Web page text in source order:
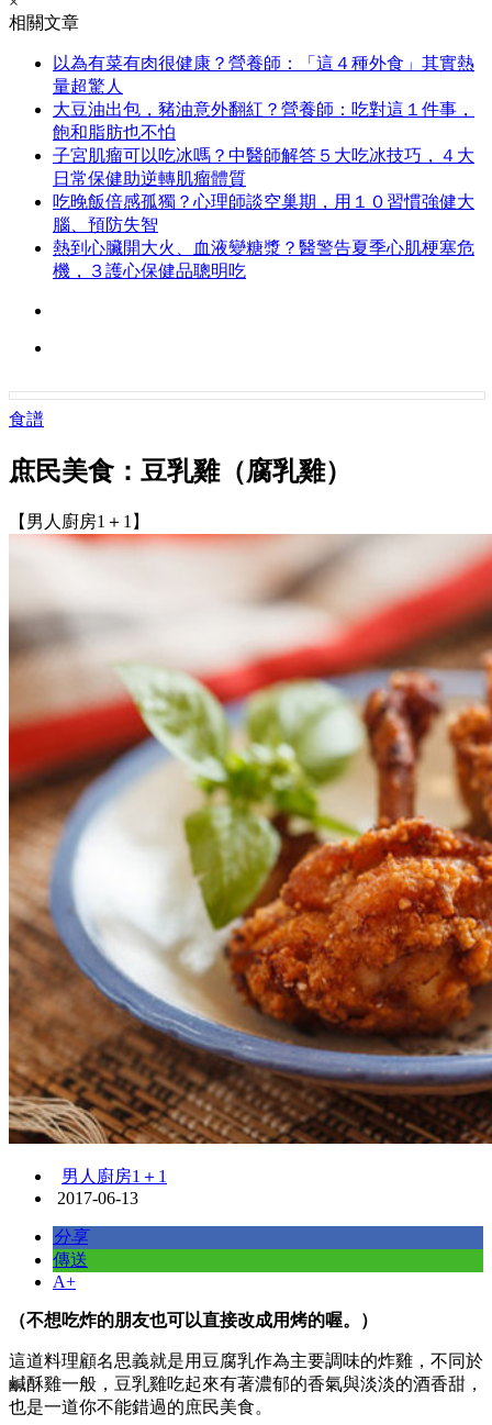
相關文章
以為有菜有肉很健康？營養師：「這４種外食」其實熱
量超驚人
大豆油出包，豬油意外翻紅？營養師：吃對這１件事，
飽和脂肪也不怕
子宮肌瘤可以吃冰嗎？中醫師解答５大吃冰技巧，４大
日常保健助逆轉肌瘤體質
吃晚飯倍感孤獨？心理師談空巢期，用１０習慣強健大
腦、預防失智
熱到心臟開大火、血液變糖漿？醫警告夏季心肌梗塞危
機，３護心保健品聰明吃
食譜
庶民美食：豆乳雞（腐乳雞）
【男人廚房1＋1】
男人廚房1＋1
2017-06-13
分享
傳送
A+
（不想吃炸的朋友也可以直接改成用烤的喔。）
這道料理顧名思義就是用豆腐乳作為主要調味的炸雞，不同於
鹹酥雞一般，豆乳雞吃起來有著濃郁的香氣與淡淡的酒香甜，
也是一道你不能錯過的庶民美食。